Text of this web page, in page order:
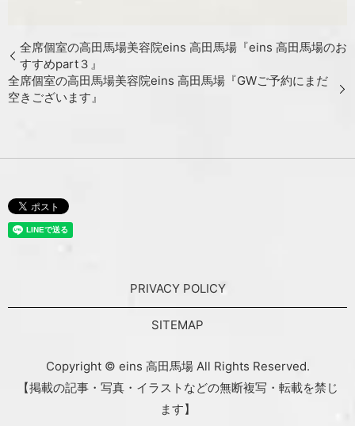
全席個室の高田馬場美容院eins 高田馬場『eins 高田馬場のお
すすめpart３』
全席個室の高田馬場美容院eins 高田馬場『GWご予約にまだ
空きございます』
PRIVACY POLICY
SITEMAP
Copyright © eins 高田馬場 All Rights Reserved.
【掲載の記事・写真・イラストなどの無断複写・転載を禁じ
ます】